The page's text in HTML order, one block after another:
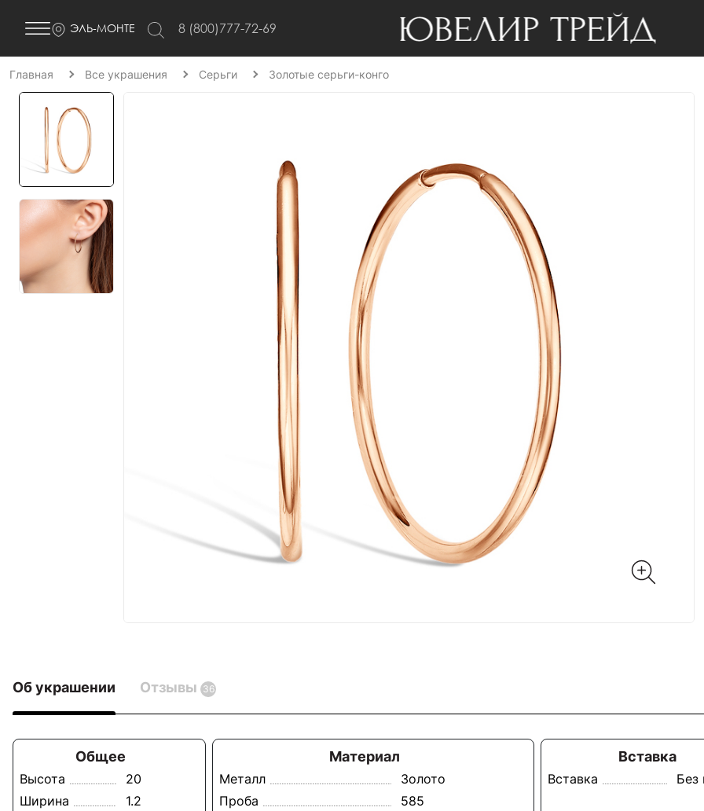
ЭЛЬ-МОНТЕ 8 (800)777-72-69
Главная Все украшения Серьги Золотые серьги-конго
Об украшении Отзывы 36
Общее
Высота
20
Ширина
1.2
Материал
Металл
Золото
Проба
585
Вставка
Вставка Без